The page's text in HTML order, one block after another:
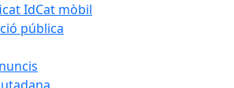
IdCat mòbil
pública